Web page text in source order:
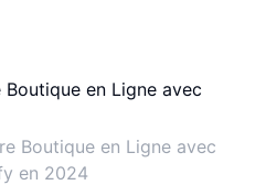
Boutique en Ligne avec
en 2024